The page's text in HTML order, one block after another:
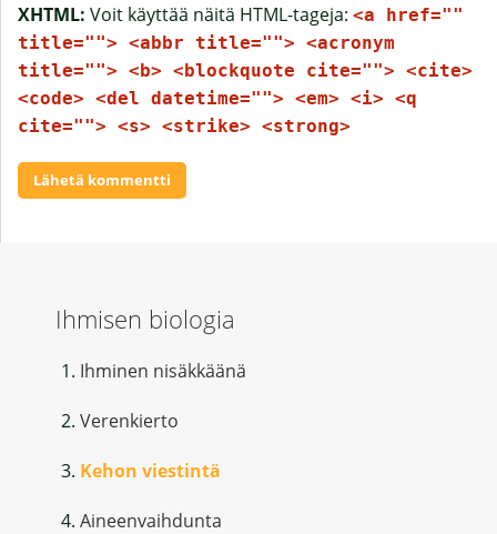
XHTML: Voit käyttää näitä HTML-tageja: <a href=""
title=""> <abbr title=""> <acronym
title=""> <b> <blockquote cite=""> <cite>
<code> <del datetime=""> <em> <i> <q
cite=""> <s> <strike> <strong>
Ihmisen biologia
Ihminen nisäkkäänä
Verenkierto
Kehon viestintä
Aineenvaihdunta